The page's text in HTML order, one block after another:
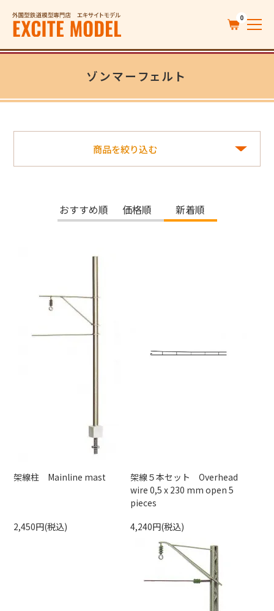
0
ゾンマーフェルト
商品を絞り込む
おすすめ順 価格順 新着順
架線柱 Mainline mast
2,450円(税込)
架線５本セット Overhead
wire 0,5 x 230 mm open 5
pieces
4,240円(税込)